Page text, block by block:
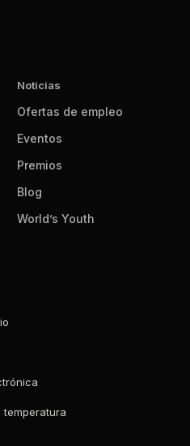
Noticias
Ofertas de empleo
Eventos
Premios
Blog
World’s Youth